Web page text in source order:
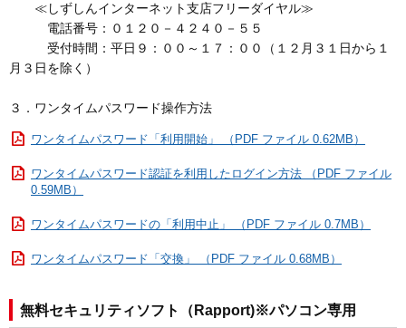
≪しずしんインターネット支店フリーダイヤル≫
電話番号：０１２０－４２４０－５５
受付時間：平日９：００～１７：００（１２月３１日から１
月３日を除く）
３．ワンタイムパスワード操作方法
ワンタイムパスワード「利用開始」 （PDF ファイル 0.62MB）
ワンタイムパスワード認証を利用したログイン方法 （PDF ファイル
0.59MB）
ワンタイムパスワードの「利用中止」 （PDF ファイル 0.7MB）
ワンタイムパスワード「交換」 （PDF ファイル 0.68MB）
無料セキュリティソフト（Rapport)※パソコン専用